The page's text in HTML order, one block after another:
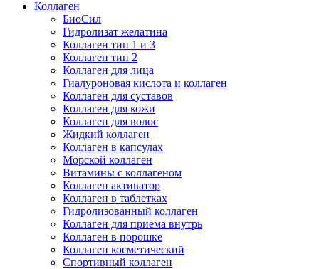
Коллаген
БиоСил
Гидролизат желатина
Коллаген тип 1 и 3
Коллаген тип 2
Коллаген для лица
Гиалуроновая кислота и коллаген
Коллаген для суставов
Коллаген для кожи
Коллаген для волос
Жидкий коллаген
Коллаген в капсулах
Морской коллаген
Витамины с коллагеном
Коллаген активатор
Коллаген в таблетках
Гидролизованный коллаген
Коллаген для приема внутрь
Коллаген в порошке
Коллаген косметический
Спортивный коллаген